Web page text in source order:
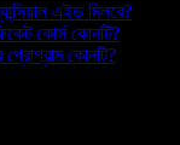
এইড মিলবে?
কোর্স কোনটি?
প্রোগ্রাম কোনটি?